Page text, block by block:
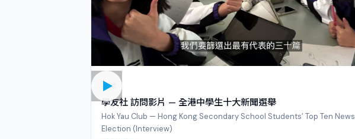
訪問
學友社 訪問影片 — 全港中學生十大新聞選舉
Hok Yau Club — Hong Kong Secondary School Students’ Top Ten News
Election (Interview)